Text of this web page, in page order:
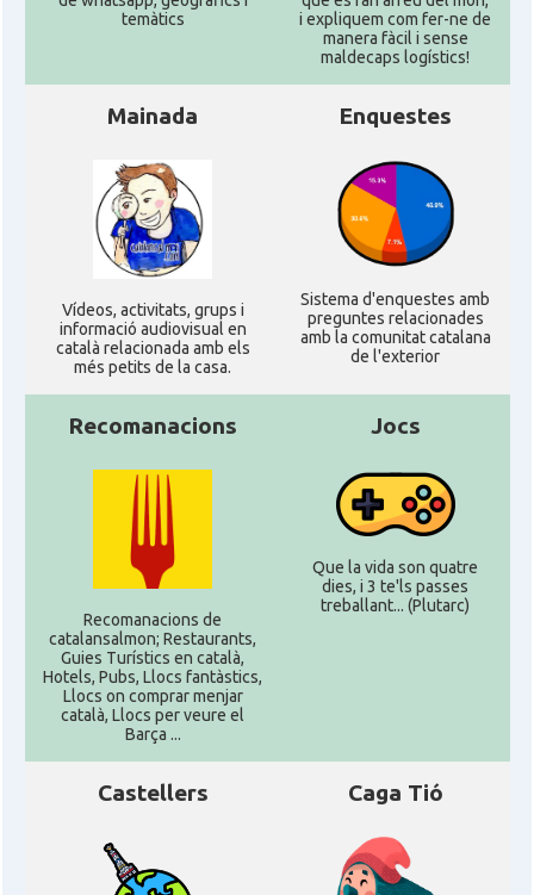
temàtics
i expliquem com fer-ne de
manera fàcil i sense
maldecaps logí­stics!
Mainada
Ví­deos, activitats, grups i
informació audiovisual en
català relacionada amb els
més petits de la casa.
Enquestes
Sistema d'enquestes amb
preguntes relacionades
amb la comunitat catalana
de l'exterior
Recomanacions
Recomanacions de
catalansalmon; Restaurants,
Guies Turístics en català,
Hotels, Pubs, Llocs fantàstics,
Llocs on comprar menjar
català, Llocs per veure el
Barça ...
Jocs
Que la vida son quatre
dies, i 3 te'ls passes
treballant... (Plutarc)
Castellers Caga Tió